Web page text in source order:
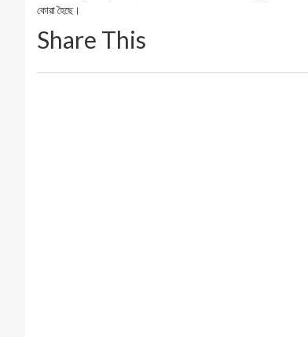
কোৱা হৈছে।
Share This